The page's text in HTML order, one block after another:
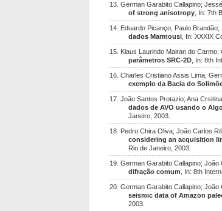
13. German Garabito Callapino;
of strong anisotropy , In: 7th
14. Eduardo Picanço; Paulo
dados Marmousi , In: XXXIX
15. Klaus Laurindo Mairan do Carmo;
parâmetros SRC-2D , In: 8th
16. Charles Cristiano Assis Lima;
exemplo da Bacia do
17. João Santos Protazio; Ana
dados de AVO usando o
Janeiro, 2003.
18. Pedro Chira Oliva; João Carlos
considering an acquisition
Rio de Janeiro, 2003.
19. German Garabito Callapino;
difração comum
, In: 8th
20. German Garabito Callapino;
seismic data of Amazon
2003.